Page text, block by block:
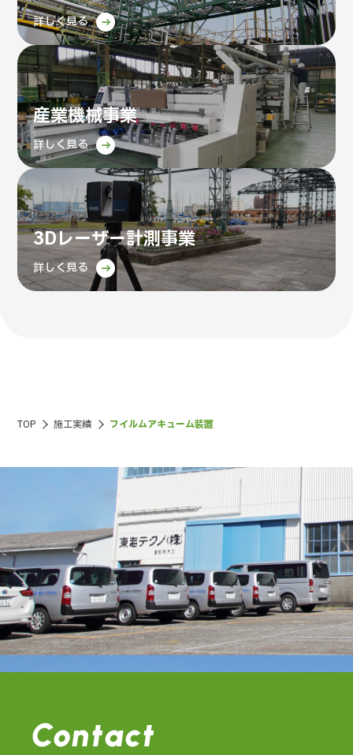
詳しく見る
産業機械事業
詳しく見る
3Dレーザー計測事業
詳しく見る
TOP 施工実績 フイルムアキューム装置
Contact